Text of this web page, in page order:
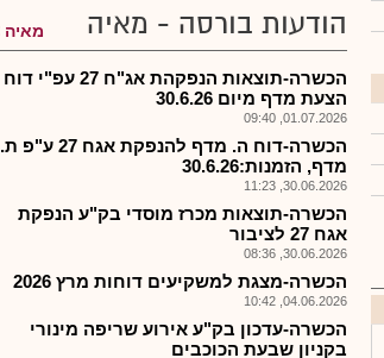
הודעות בורסה - מאיה מאיה
הכשרה-תוצאות הנפקהת אג"ח 27 עפ"י דוח
הצעת מדף מיום 30.6.26
01.07.2026, 09:40
הכשרה-דוח ה. מדף להנפקת אגח 27 ע"פ ת.
מדף, הזמנות:30.6.26
30.06.2026, 11:23
הכשרה-תוצאות מכרז מוסדי בק"ע הנפקת
אגח 27 לציבור
30.06.2026, 08:36
הכשרה-מצגת למשקיעים דוחות מרץ 2026
04.06.2026, 10:42
הכשרה-עדכון בק"ע אירוע שריפה מינורי
בקניון שבעת הכוכבים